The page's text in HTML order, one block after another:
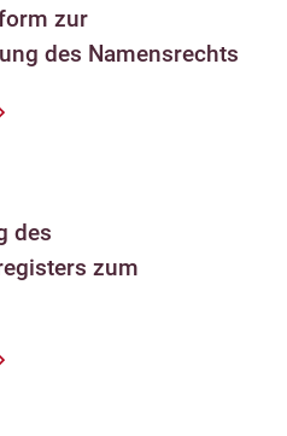
zur
des Namensrechts
des
zum